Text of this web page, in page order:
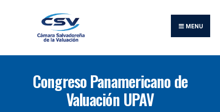
MENU
Congreso Panamericano de
Valuación UPAV